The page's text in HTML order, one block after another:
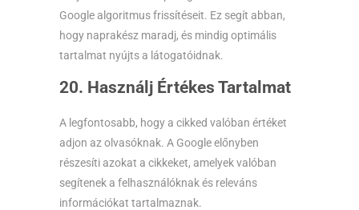
Google algoritmus frissítéseit. Ez segít abban,
hogy naprakész maradj, és mindig optimális
tartalmat nyújts a látogatóidnak.
20. Használj Értékes Tartalmat
A legfontosabb, hogy a cikked valóban értéket
adjon az olvasóknak. A Google előnyben
részesíti azokat a cikkeket, amelyek valóban
segítenek a felhasználóknak és releváns
információkat tartalmaznak.